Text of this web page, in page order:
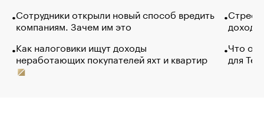
Сотрудники открыли новый способ вредить
компаниям. Зачем им это
Как налоговики ищут доходы
неработающих покупателей яхт и квартир
Что
для